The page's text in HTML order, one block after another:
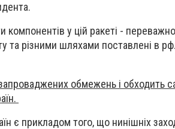
у цій ракеті -
та різними шляхами поставлені в
обмежень і обходить
є прикладом того, що нинішніх